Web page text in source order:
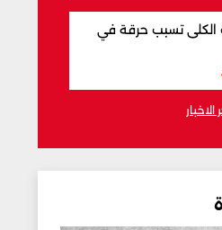
الكلى تسبب حرقة في